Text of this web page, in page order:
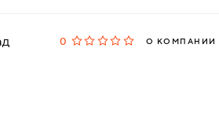
0 О КОМПАНИИ